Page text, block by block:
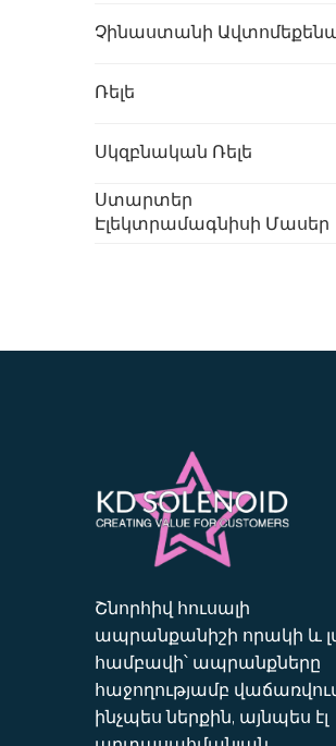
Չինաստանի
Ռելե
Սկզբնական Ռելե
Ստարտեր
Էլեկտրամագնիսի Մասեր
Շնորհիվ հուսալի
ապրանքանիշի որակի և
համբավի՝ ապրանքները
հաջողությամբ
ինչպես ներքին, այնպես էլ